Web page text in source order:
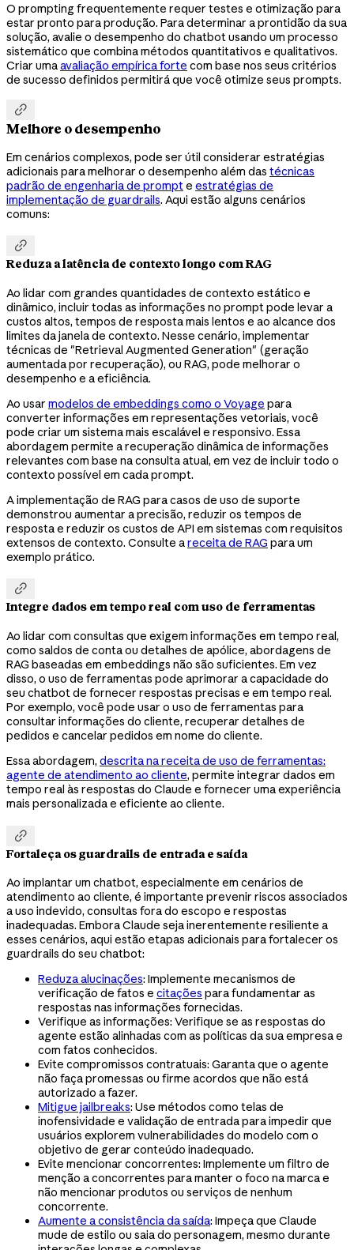
O prompting frequentemente requer testes e otimização para
estar pronto para produção. Para determinar a prontidão da sua
solução, avalie o desempenho do chatbot usando um processo
sistemático que combina métodos quantitativos e qualitativos.
Criar umaavaliação empírica forte com base nos seus critérios
de sucesso definidos permitirá que você otimize seus prompts.

Melhore o desempenho
Em cenários complexos, pode ser útil considerar estratégias
adicionais para melhorar o desempenho além das técnicas
padrão de engenharia de prompte estratégias de
implementação de guardrails. Aqui estão alguns cenários
comuns:

Reduza a latência de contexto longo com RAG
Ao lidar com grandes quantidades de contexto estático e
dinâmico, incluir todas as informações no prompt pode levar a
custos altos, tempos de resposta mais lentos e ao alcance dos
limites da janela de contexto. Nesse cenário, implementar
técnicas de "Retrieval Augmented Generation" (geração
aumentada por recuperação), ou RAG, pode melhorar o
desempenho e a eficiência.
Ao usar modelos de embeddings como o Voyage para
converter informações em representações vetoriais, você
pode criar um sistema mais escalável e responsivo. Essa
abordagem permite a recuperação dinâmica de informações
relevantes com base na consulta atual, em vez de incluir todo o
contexto possível em cada prompt.
A implementação de RAG para casos de uso de suporte
demonstrou aumentar a precisão, reduzir os tempos de
resposta e reduzir os custos de API em sistemas com requisitos
extensos de contexto. Consulte areceita de RAG para um
exemplo prático.

Integre dados em tempo real com uso de ferramentas
Ao lidar com consultas que exigem informações em tempo real,
como saldos de conta ou detalhes de apólice, abordagens de
RAG baseadas em embeddings não são suficientes. Em vez
disso, o uso de ferramentas pode aprimorar a capacidade do
seu chatbot de fornecer respostas precisas e em tempo real.
Por exemplo, você pode usar o uso de ferramentas para
consultar informações do cliente, recuperar detalhes de
pedidos e cancelar pedidos em nome do cliente.
Essa abordagem, descrita na receita de uso de ferramentas:
agente de atendimento ao cliente, permite integrar dados em
tempo real às respostas do Claude e fornecer uma experiência
mais personalizada e eficiente ao cliente.

Fortaleça os guardrails de entrada e saída
Ao implantar um chatbot, especialmente em cenários de
atendimento ao cliente, é importante prevenir riscos associados
a uso indevido, consultas fora do escopo e respostas
inadequadas. Embora Claude seja inerentemente resiliente a
esses cenários, aqui estão etapas adicionais para fortalecer os
guardrails do seu chatbot:
Reduza alucinações: Implemente mecanismos de
verificação de fatos e citações para fundamentar as
respostas nas informações fornecidas.
Verifique as informações: Verifique se as respostas do
agente estão alinhadas com as políticas da sua empresa e
com fatos conhecidos.
Evite compromissos contratuais: Garanta que o agente
não faça promessas ou firme acordos que não está
autorizado a fazer.
Mitigue jailbreaks: Use métodos como telas de
inofensividade e validação de entrada para impedir que
usuários explorem vulnerabilidades do modelo com o
objetivo de gerar conteúdo inadequado.
Evite mencionar concorrentes: Implemente um filtro de
menção a concorrentes para manter o foco na marca e
não mencionar produtos ou serviços de nenhum
concorrente.
Aumente a consistência da saída: Impeça que Claude
mude de estilo ou saia do personagem, mesmo durante